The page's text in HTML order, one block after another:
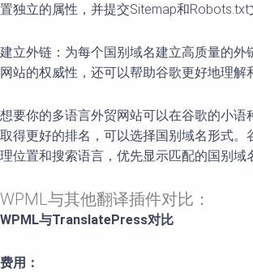
置独立的属性，并提交Sitemap和Robots.txt
建立外链：为每个国别域名建立高质量的外
网站的权威性，还可以帮助谷歌更好地理解
想要你的多语言外贸网站可以在谷歌的小语
取得更好的排名，可以选择国别域名形式。
理位置和搜索语言，优先显示匹配的国别域
WPML与其他翻译插件对比：
WPML与TranslatePress对比
费用：